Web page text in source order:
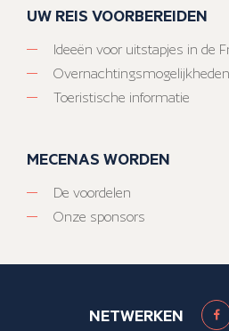
UW REIS VOORBEREIDEN
Ideeën voor uitstapjes in de
Overnachtingsmogelijkheden
Toeristische informatie
MECENAS WORDEN
De voordelen
Onze sponsors
NETWERKEN